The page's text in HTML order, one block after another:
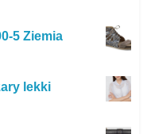
5 Ziemia
lekki